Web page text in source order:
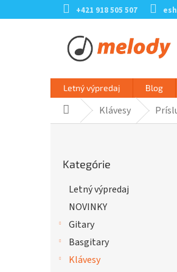
na
+421 918 505 507
Letný výpredaj Blog
DomovKlávesy
kategórie
Kategórie
Letný výpredaj
NOVINKY
Gitary
Basgitary
Klávesy